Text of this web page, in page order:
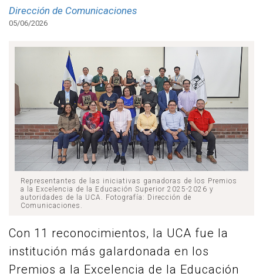
Dirección de Comunicaciones
05/06/2026
Representantes de las iniciativas ganadoras de los Premios
a la Excelencia de la Educación Superior 2025-2026 y
autoridades de la UCA. Fotografía: Dirección de
Comunicaciones.
Con 11 reconocimientos, la UCA fue la
institución más galardonada en los
Premios a la Excelencia de la Educación